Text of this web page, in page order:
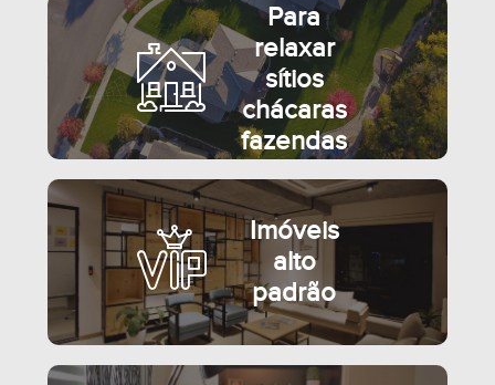
Para
relaxar
sítios
chácaras
fazendas
Imóveis
alto
padrão